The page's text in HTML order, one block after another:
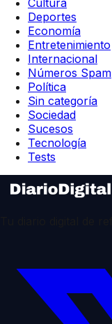
Deportes
Economía
Entretenimiento
Internacional
Números Spam
Política
Sin categoría
Sociedad
Sucesos
Tecnología
Tests